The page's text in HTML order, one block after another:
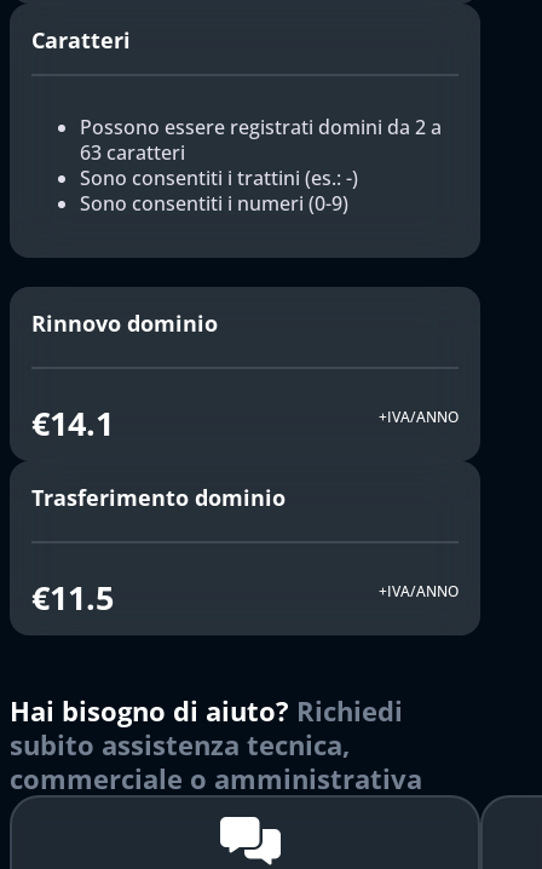
Caratteri
Possono essere registrati domini da 2 a
63 caratteri
Sono consentiti i trattini (es.: -)
Sono consentiti i numeri (0-9)
Rinnovo dominio
€14.1 +IVA/ANNO
Trasferimento dominio
€11.5 +IVA/ANNO
Hai bisogno di aiuto? Richiedi
subito assistenza tecnica,
commerciale o amministrativa